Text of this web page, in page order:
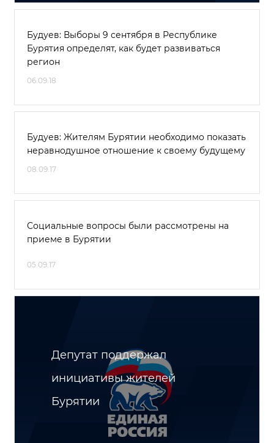
Будуев: Выборы 9 сентября в Республике
Бурятия определят, как будет развиваться
регион
06.09.18
Будуев: Жителям Бурятии необходимо показать
неравнодушное отношение к своему будущему
08.09.17
Социальные вопросы были рассмотрены на
приеме в Бурятии
05.09.17
Депутат поддержал
инициативы жителей
Бурятии